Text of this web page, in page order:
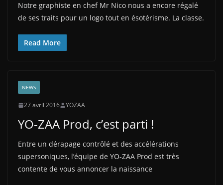
Notre graphiste en chef Mr Nico nous a encore régalé
de ses traits pour un logo tout en ésotérisme. La classe.
Read More
NEWS
27 avril 2016 YOZAA
YO-ZAA Prod, c’est parti !
Entre un dérapage contrôlé et des accélérations
supersoniques, l’équipe de YO-ZAA Prod est très
contente de vous annoncer la naissance